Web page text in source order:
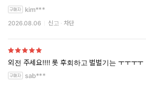
kim***
2026.08.06 신고 차단
외전 주세요!!!! 롯 후회하고 벌벌기는 ㅜㅜㅜㅜ
sab***